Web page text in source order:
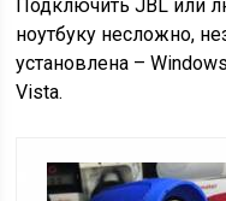
Подключить JBL или
ноутбуку несложно,
установлена –
Vista.